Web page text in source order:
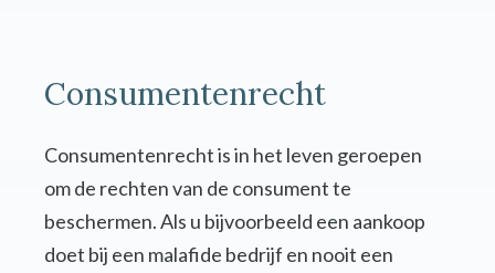
Consumentenrecht
Consumentenrecht is in het leven geroepen
om de rechten van de consument te
beschermen. Als u bijvoorbeeld een aankoop
doet bij een malafide bedrijf en nooit een